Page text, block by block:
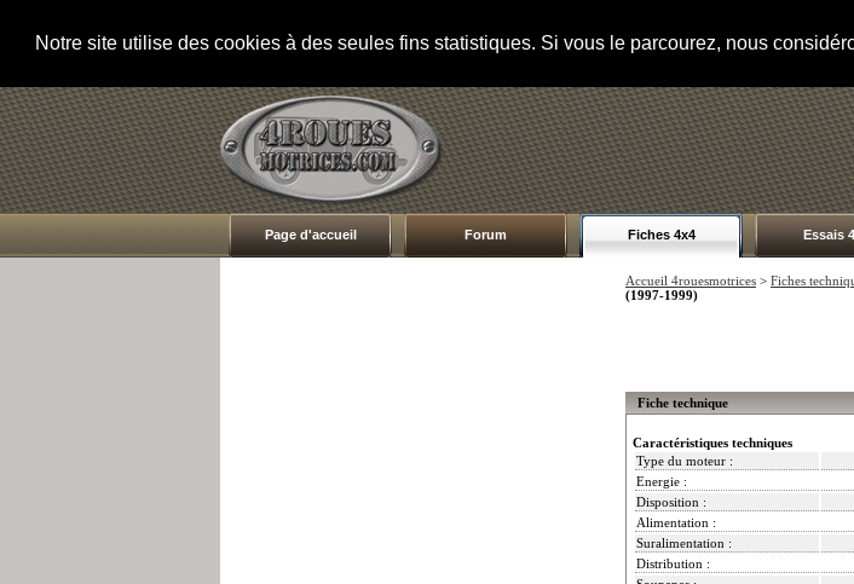
Notre site utilise des cookies à des seules fins statistiques. Si vous le parcourez, nous
Page d'accueil Forum Fiches 4x4 Essais
Accueil 4rouesmotrices > Fiches
(1997-1999)
Fiche technique
Caractéristiques techniques
Type du moteur :
Energie :
Disposition :
Alimentation :
Suralimentation :
Distribution :